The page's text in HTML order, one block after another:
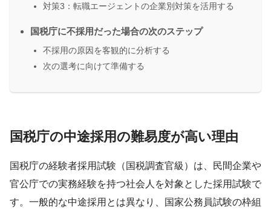
対策3：転職エージェントの企業別対策を活用する
国税庁に不採用だった場合の次のステップ
不採用の原因を客観的に分析する
次の選考に向けて準備する
国税庁の中途採用の難易度が高い理由
国税庁の経験者採用試験（国税調査官級）は、民間企業や
官公庁での実務経験を持つ社会人を対象とした採用試験で
す。一般的な中途採用とは異なり、国家公務員試験の枠組